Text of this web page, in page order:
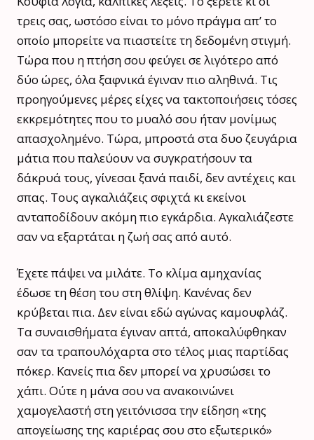
τρεις σας, ωστόσο είναι το μόνο πράγμα απ’ το
οποίο μπορείτε να πιαστείτε τη δεδομένη στιγμή.
Τώρα που η πτήση σου φεύγει σε λιγότερο από
δύο ώρες, όλα ξαφνικά έγιναν πιο αληθινά. Τις
προηγούμενες μέρες είχες να τακτοποιήσεις τόσες
εκκρεμότητες που το μυαλό σου ήταν μονίμως
απασχολημένο. Τώρα, μπροστά στα δυο ζευγάρια
μάτια που παλεύουν να συγκρατήσουν τα
δάκρυά τους, γίνεσαι ξανά παιδί, δεν αντέχεις και
σπας. Τους αγκαλιάζεις σφιχτά κι εκείνοι
ανταποδίδουν ακόμη πιο εγκάρδια. Αγκαλιάζεστε
σαν να εξαρτάται η ζωή σας από αυτό.
Έχετε πάψει να μιλάτε. Το κλίμα αμηχανίας
έδωσε τη θέση του στη θλίψη. Κανένας δεν
κρύβεται πια. Δεν είναι εδώ αγώνας καμουφλάζ.
Τα συναισθήματα έγιναν απτά, αποκαλύφθηκαν
σαν τα τραπουλόχαρτα στο τέλος μιας παρτίδας
πόκερ. Κανείς πια δεν μπορεί να χρυσώσει το
χάπι. Ούτε η μάνα σου να ανακοινώνει
χαμογελαστή στη γειτόνισσα την είδηση «της
απογείωσης της καριέρας σου στο εξωτερικό»